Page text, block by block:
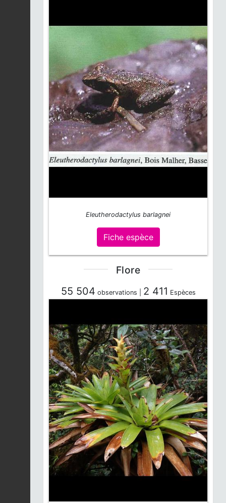
Eleutherodactylus barlagnei
Fiche espèce
Flore
55 504 observations | 2 411 Espèces